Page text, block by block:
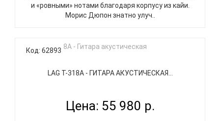
и «ровными» нотами благодаря корпусу из кайи.
Морис Дюпон знатно улуч..
Код: 62893
LAG T-318A - ГИТАРА АКУСТИЧЕСКАЯ...
Цена: 55 980 р.